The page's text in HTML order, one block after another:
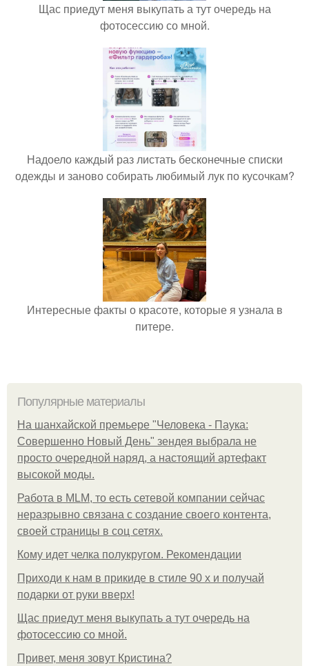
Щас приедут меня выкупать а тут очередь на
фотосессию со мной.
Надоело каждый раз листать бесконечные списки
одежды и заново собирать любимый лук по кусочкам?
Интересные факты о красоте, которые я узнала в
питере.
Популярные материалы
На шанхайской премьере "Человека - Паука:
Совершенно Новый День" зендея выбрала не
просто очередной наряд, а настоящий артефакт
высокой моды.
Работа в MLM, то есть сетевой компании сейчас
неразрывно связана с создание своего контента,
своей страницы в соц сетях.
Кому идет челка полукругом. Рекомендации
Приходи к нам в прикиде в стиле 90 х и получай
подарки от руки вверх!
Щас приедут меня выкупать а тут очередь на
фотосессию со мной.
Привет, меня зовут Кристина?